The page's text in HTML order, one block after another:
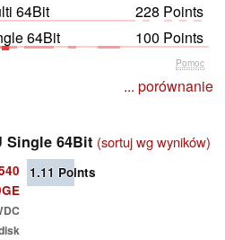
64Bit
228 Points
64Bit
100 Points
Pomoc
... porównanie
Single 64Bit (sortuj wg wyników)
1.11 Points